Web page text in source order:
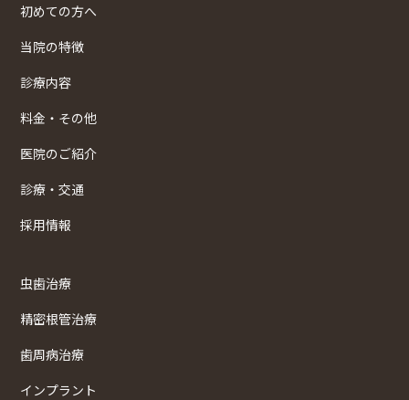
初めての方へ
当院の特徴
診療内容
料金・その他
医院のご紹介
診療・交通
採用情報
虫歯治療
精密根管治療
歯周病治療
インプラント